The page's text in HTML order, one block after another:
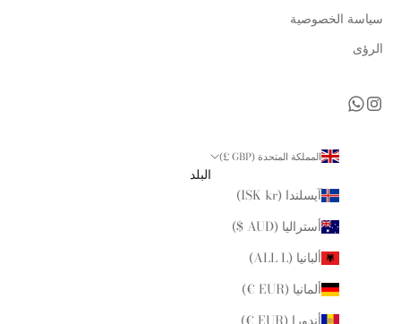
سياسة الخصوصية
الرؤى
المملكة المتحدة (GBP £)
البلد
آيسلندا (ISK kr)
أستراليا (AUD $)
ألبانيا (ALL L)
ألمانيا (EUR €)